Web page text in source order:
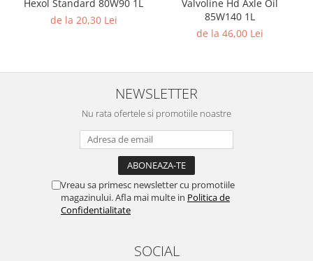
Hexol Standard 80W90 1L
de la 20,30 Lei
Valvoline Hd Axle Oil
85W140 1L
de la 46,00 Lei
NEWSLETTER
Nu rata ofertele si promotiile noastre
Vreau sa primesc newsletter cu promotiile
magazinului. Afla mai multe in Politica de
Confidentialitate
SOCIAL